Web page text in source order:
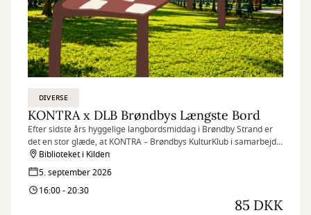
DIVERSE
KONTRA x DLB Brøndbys Længste Bord
Efter sidste års hyggelige langbordsmiddag i Brøndby Strand er
det en stor glæde, at KONTRA – Brøndbys KulturKlub i samarbejde
med Kulturhuset Kilden, Det Længste Bord (DLB), lokale aktører
og spændende nye samarbejdspartnere dækker op til
langbordsmiddag i Brøndbyøster.
Biblioteket i Kilden
5. september 2026
16:00 - 20:30
85 DKK